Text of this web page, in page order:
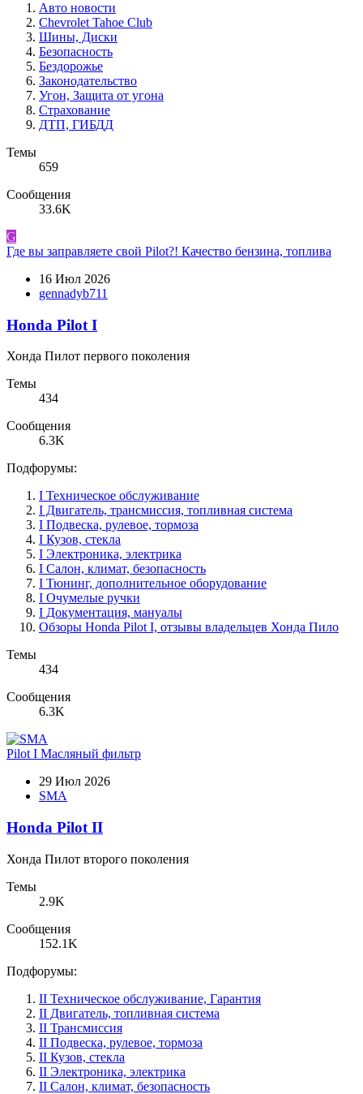
Авто новости
Chevrolet Tahoe Club
Шины, Диски
Безопасность
Бездорожье
Законодательство
Угон, Защита от угона
Страхование
ДТП, ГИБДД
Темы
659
Сообщения
33.6K
G
Где вы заправляете свой Pilot?! Качество бензина, топлива
16 Июл 2026
gennadyb711
Honda Pilot I
Хонда Пилот первого поколения
Темы
434
Сообщения
6.3K
Подфорумы:
I Техническое обслуживание
I Двигатель, трансмиссия, топливная система
I Подвеска, рулевое, тормоза
I Кузов, стекла
I Электроника, электрика
I Салон, климат, безопасность
I Тюнинг, дополнительное оборудование
I Очумелые ручки
I Документация, мануалы
Обзоры Honda Pilot I, отзывы владельцев Хонда Пило
Темы
434
Сообщения
6.3K
Pilot I Масляный фильтр
29 Июл 2026
SMA
Honda Pilot II
Хонда Пилот второго поколения
Темы
2.9K
Сообщения
152.1K
Подфорумы:
II Техническое обслуживание, Гарантия
II Двигатель, топливная система
II Трансмиссия
II Подвеска, рулевое, тормоза
II Кузов, стекла
II Электроника, электрика
II Салон, климат, безопасность